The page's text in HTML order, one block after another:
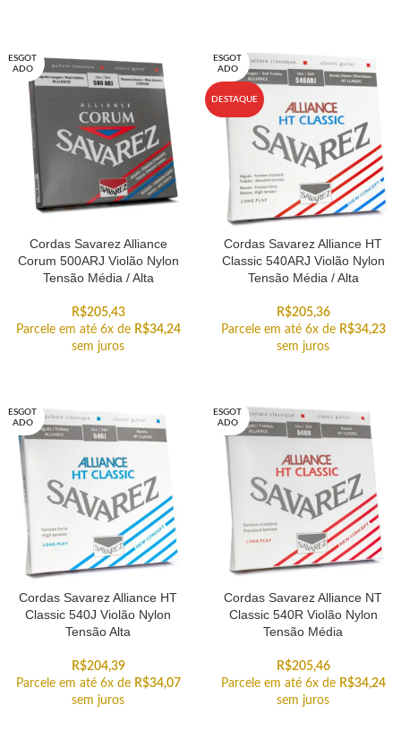
ESGOT
ADO
Cordas Savarez Alliance
Corum 500ARJ Violão Nylon
Tensão Média / Alta
R$205,43
Parcele em até 6x de R$34,24
sem juros
ESGOT
ADO
DESTAQUE
Cordas Savarez Alliance HT
Classic 540ARJ Violão Nylon
Tensão Média / Alta
R$205,36
Parcele em até 6x de R$34,23
sem juros
ESGOT
ADO
Cordas Savarez Alliance HT
Classic 540J Violão Nylon
Tensão Alta
R$204,39
Parcele em até 6x de R$34,07
sem juros
ESGOT
ADO
Cordas Savarez Alliance NT
Classic 540R Violão Nylon
Tensão Média
R$205,46
Parcele em até 6x de R$34,24
sem juros